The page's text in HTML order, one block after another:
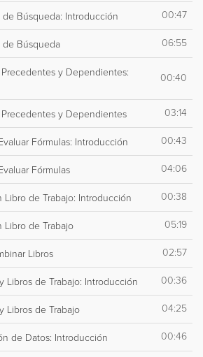
de Búsqueda: Introducción 00:47
de Búsqueda 06:55
Precedentes y Dependientes:
00:40
Precedentes y Dependientes 03:14
Fórmulas: Introducción 00:43
Fórmulas 04:06
Libro de Trabajo: Introducción 00:38
Libro de Trabajo 05:19
Libros 02:57
Libros de Trabajo: Introducción 00:36
Libros de Trabajo 04:25
de Datos: Introducción 00:46